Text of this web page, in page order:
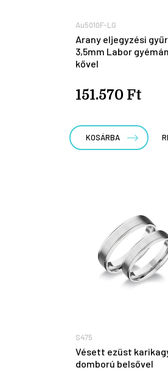
Au5010F-LG
Arany eljegyzési
3,5mm Labor
kővel
151.570 Ft
KOSÁRBA
S475
Vésett ezüst
domború belsővel